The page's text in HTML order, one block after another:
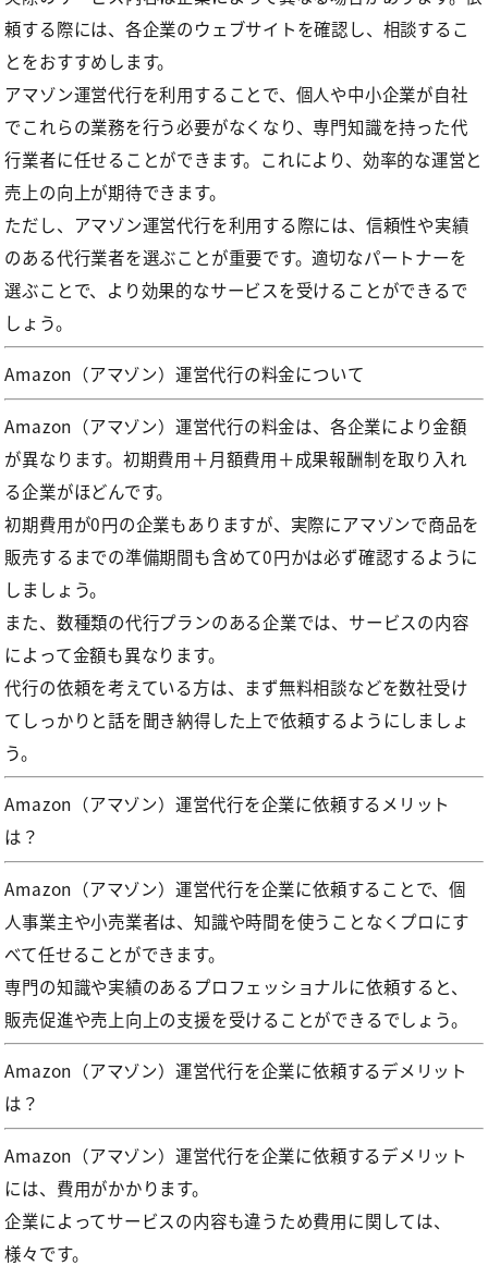
頼する際には、各企業のウェブサイトを確認し、相談するこ
とをおすすめします。
アマゾン運営代行を利用することで、個人や中小企業が自社
でこれらの業務を行う必要がなくなり、専門知識を持った代
行業者に任せることができます。これにより、効率的な運営と
売上の向上が期待できます。
ただし、アマゾン運営代行を利用する際には、信頼性や実績
のある代行業者を選ぶことが重要です。適切なパートナーを
選ぶことで、より効果的なサービスを受けることができるで
しょう。
Amazon（アマゾン）運営代行の料金について
Amazon（アマゾン）運営代行の料金は、各企業により金額
が異なります。初期費用＋月額費用＋成果報酬制を取り入れ
る企業がほどんです。
初期費用が0円の企業もありますが、実際にアマゾンで商品を
販売するまでの準備期間も含めて0円かは必ず確認するように
しましょう。
また、数種類の代行プランのある企業では、サービスの内容
によって金額も異なります。
代行の依頼を考えている方は、まず無料相談などを数社受け
てしっかりと話を聞き納得した上で依頼するようにしましょ
う。
Amazon（アマゾン）運営代行を企業に依頼するメリット
は？
Amazon（アマゾン）運営代行を企業に依頼することで、個
人事業主や小売業者は、知識や時間を使うことなくプロにす
べて任せることができます。
専門の知識や実績のあるプロフェッショナルに依頼すると、
販売促進や売上向上の支援を受けることができるでしょう。
Amazon（アマゾン）運営代行を企業に依頼するデメリット
は？
Amazon（アマゾン）運営代行を企業に依頼するデメリット
には、費用がかかります。
企業によってサービスの内容も違うため費用に関しては、
様々です。